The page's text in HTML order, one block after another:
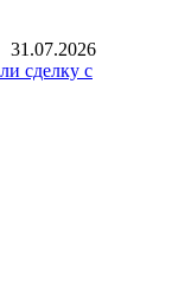
31.07.2026
сделку с